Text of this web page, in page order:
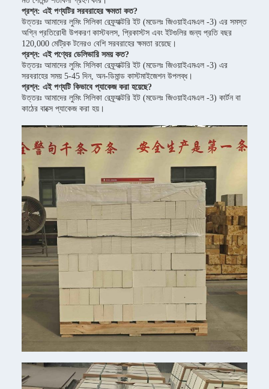
প্রশ্ন: এই পণ্যটির সরবরাহের ক্ষমতা কত?
উত্তরঃ আমাদের লুমিং সিলিকা রেফ্র্যাক্টরি ইট (মডেলঃ জিওয়াইএমএল -3) এর সমস্ত
অগ্নি প্রতিরোধী উপকরণ কাস্টবলস, প্রিকাস্টস এবং ইটগুলির জন্য প্রতি বছর
120,000 মেট্রিক টনেরও বেশি সরবরাহের ক্ষমতা রয়েছে।
প্রশ্ন: এই পণ্যের ডেলিভারি সময় কত?
উত্তরঃ আমাদের লুমিং সিলিকা রেফ্র্যাক্টরি ইট (মডেলঃ জিওয়াইএমএল -3) এর
সরবরাহের সময় 5-45 দিন, অন-ডিমান্ড কাস্টমাইজেশন উপলব্ধ।
প্রশ্ন: এই পণ্যটি কিভাবে প্যাকেজ করা হয়েছে?
উত্তরঃ আমাদের লুমিং সিলিকা রেফ্র্যাক্টরি ইট (মডেলঃ জিওয়াইএমএল -3) কার্টন বা
কাঠের বাক্সে প্যাকেজ করা হয়।